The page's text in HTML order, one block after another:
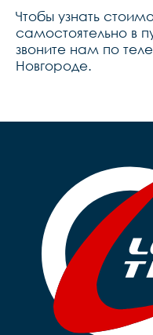
Чтобы узнать
самостоятельно в
звоните нам по
Новгороде.